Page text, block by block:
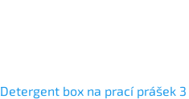
Detergent box na prací prášek 3